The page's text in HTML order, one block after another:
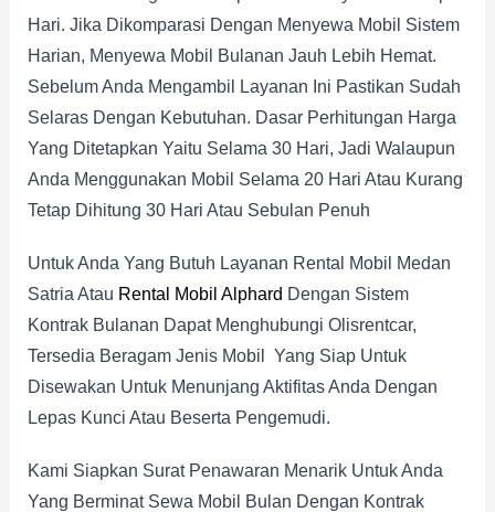
Hari. Jika Dikomparasi Dengan Menyewa Mobil Sistem
Harian, Menyewa Mobil Bulanan Jauh Lebih Hemat.
Sebelum Anda Mengambil Layanan Ini Pastikan Sudah
Selaras Dengan Kebutuhan. Dasar Perhitungan Harga
Yang Ditetapkan Yaitu Selama 30 Hari, Jadi Walaupun
Anda Menggunakan Mobil Selama 20 Hari Atau Kurang
Tetap Dihitung 30 Hari Atau Sebulan Penuh
Untuk Anda Yang Butuh Layanan Rental Mobil Medan
Satria Atau Rental Mobil Alphard Dengan Sistem
Kontrak Bulanan Dapat Menghubungi Olisrentcar,
Tersedia Beragam Jenis Mobil Yang Siap Untuk
Disewakan Untuk Menunjang Aktifitas Anda Dengan
Lepas Kunci Atau Beserta Pengemudi.
Kami Siapkan Surat Penawaran Menarik Untuk Anda
Yang Berminat Sewa Mobil Bulan Dengan Kontrak